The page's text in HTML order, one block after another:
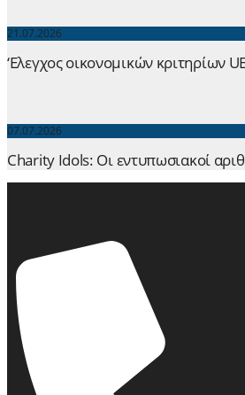
21.07.2026
‘Ελεγχος οικονομικών κριτηρίων
07.07.2026
Charity Idols: Οι εντυπωσιακοί